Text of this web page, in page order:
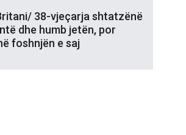
38-vjeçarja shtatzënë
dhe humb jetën, por
foshnjën e saj